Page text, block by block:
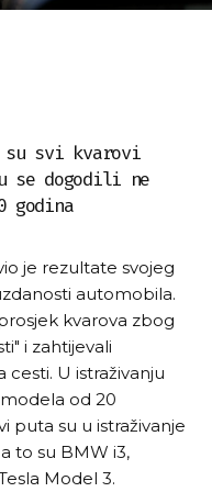
svi kvarovi
se dogodili ne
godina
je rezultate svojeg
automobila.
kvarova zbog
i zahtijevali
U istraživanju
od 20
puta su u istraživanje
to su BMW i3,
Model 3.